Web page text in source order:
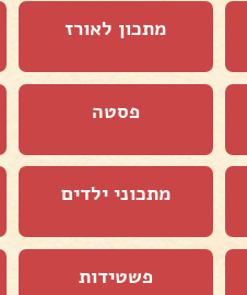
מתכון לאורז
פסטה
מתכוני ילדים
פשטידות